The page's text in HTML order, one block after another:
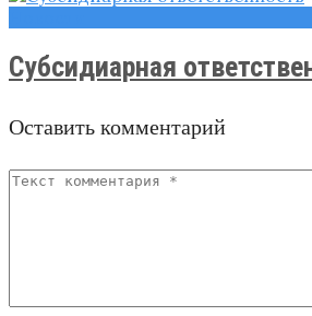
Субсидиарная
Оставить комментарий